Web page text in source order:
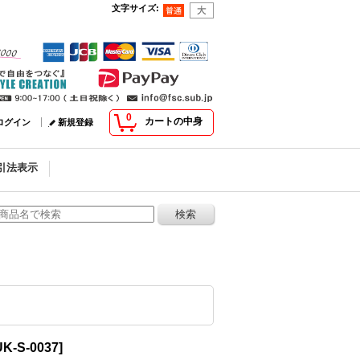
文字サイズ:
0 カートの中身
グイン 新規登録
法表示
S-0037]